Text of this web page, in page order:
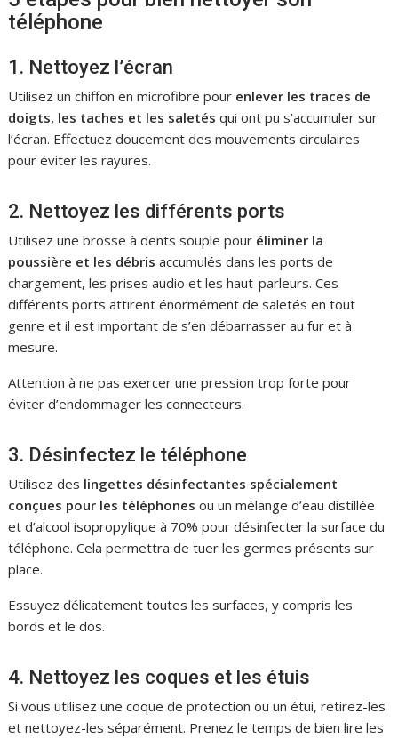
téléphone
1. Nettoyez l’écran
Utilisez un chiffon en microfibre pour enlever les traces de
doigts, les taches et les saletés qui ont pu s’accumuler sur
l’écran. Effectuez doucement des mouvements circulaires
pour éviter les rayures.
2. Nettoyez les différents ports
Utilisez une brosse à dents souple pour éliminer la
poussière et les débris accumulés dans les ports de
chargement, les prises audio et les haut-parleurs. Ces
différents ports attirent énormément de saletés en tout
genre et il est important de s’en débarrasser au fur et à
mesure.
Attention à ne pas exercer une pression trop forte pour
éviter d’endommager les connecteurs.
3. Désinfectez le téléphone
Utilisez des lingettes désinfectantes spécialement
conçues pour les téléphones ou un mélange d’eau distillée
et d’alcool isopropylique à 70% pour désinfecter la surface du
téléphone. Cela permettra de tuer les germes présents sur
place.
Essuyez délicatement toutes les surfaces, y compris les
bords et le dos.
4. Nettoyez les coques et les étuis
Si vous utilisez une coque de protection ou un étui, retirez-les
et nettoyez-les séparément. Prenez le temps de bien lire les